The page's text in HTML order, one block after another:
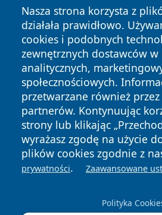
Nasza strona korzysta z
działała prawidłowo.
cookies i podobnych
zewnętrznych dostawców w
analitycznych,
społecznościowych.
przetwarzane również przez
partnerów. Kontynuując
strony lub klikając
wyrażasz zgodę na użycie
plików cookies zgodnie z
prywatności. Zaawansowane
Polityka
Copyright © 2026 irybnik.pl
News Autorzy
Polityka